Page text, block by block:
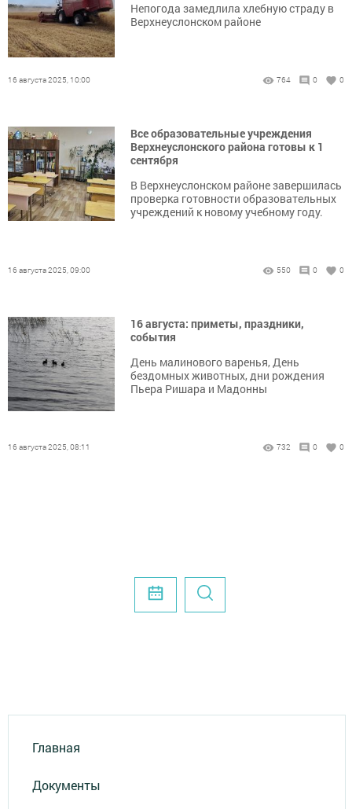
Непогода замедлила хлебную страду в
Верхнеуслонском районе
16 августа 2025, 10:00 764 0 0
Все образовательные учреждения
Верхнеуслонского района готовы к 1
сентября
В Верхнеуслонском районе завершилась
проверка готовности образовательных
учреждений к новому учебному году.
16 августа 2025, 09:00 550 0 0
16 августа: приметы, праздники,
события
День малинового варенья, День
бездомных животных, дни рождения
Пьера Ришара и Мадонны
16 августа 2025, 08:11 732 0 0
Главная
Документы